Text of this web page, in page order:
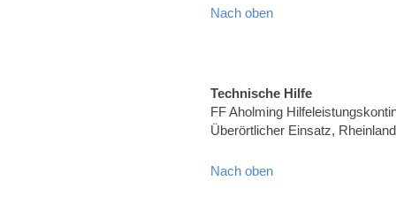
Nach oben
Technische Hilfe
FF Aholming
Überörtlicher Einsatz,
Nach oben